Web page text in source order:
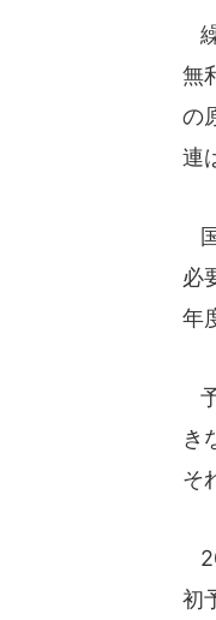
無
の
連
必
年
き
そ
初